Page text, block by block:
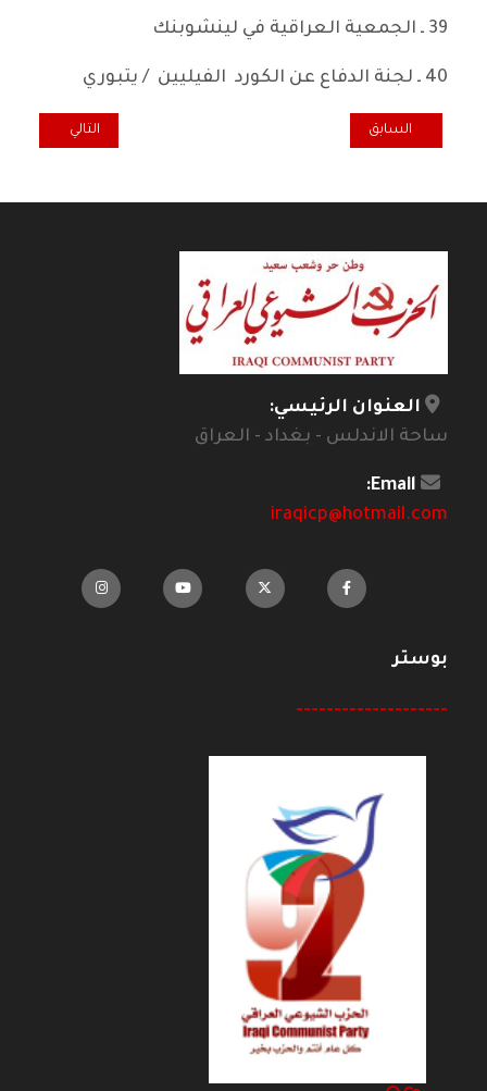
39 ـ الجمعية العراقية في لينشوبنك
40 ـ لجنة الدفاع عن الكورد الفيليين / يتبوري
المقال السابق: في أجواء عائلية حميمية.. الجالية العراقية في فرنسا تحتفي بالذكرى ٩١ لتأسيس الحزب
السابق المقال التالي:
التالي
العنوان الرئيسي:
ساحة الاندلس - بغداد - العراق
Email:
iraqicp@hotmail.com
بوستر
--------------------